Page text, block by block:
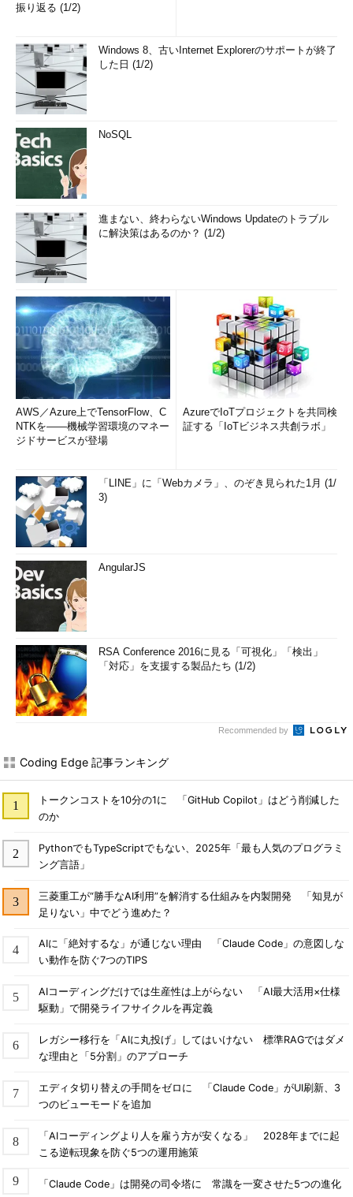
振り返る (1/2)
Windows 8、古いInternet Explorerのサポートが終了
した日 (1/2)
NoSQL
進まない、終わらないWindows Updateのトラブル
に解決策はあるのか？ (1/2)
AWS／Azure上でTensorFlow、C
NTKを――機械学習環境のマネー
ジドサービスが登場
AzureでIoTプロジェクトを共同検
証する「IoTビジネス共創ラボ」
「LINE」に「Webカメラ」、のぞき見られた1月 (1/
3)
AngularJS
RSA Conference 2016に見る「可視化」「検出」
「対応」を支援する製品たち (1/2)
Recommended by
Coding Edge 記事ランキング
トークンコストを10分の1に 「GitHub Copilot」はどう削減した
のか
PythonでもTypeScriptでもない、2025年「最も人気のプログラミ
ング言語」
三菱重工が“勝手なAI利用”を解消する仕組みを内製開発 「知見が
足りない」中でどう進めた？
AIに「絶対するな」が通じない理由 「Claude Code」の意図しな
い動作を防ぐ7つのTIPS
AIコーディングだけでは生産性は上がらない 「AI最大活用×仕様
駆動」で開発ライフサイクルを再定義
レガシー移行を「AIに丸投げ」してはいけない 標準RAGではダメ
な理由と「5分割」のアプローチ
エディタ切り替えの手間をゼロに 「Claude Code」がUI刷新、3
つのビューモードを追加
「AIコーディングより人を雇う方が安くなる」 2028年までに起
こる逆転現象を防ぐ5つの運用施策
「Claude Code」は開発の司令塔に 常識を一変させた5つの進化